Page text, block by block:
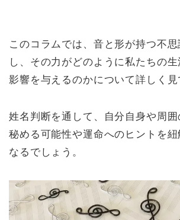
このコラムでは、音と形が持つ不
し、その力がどのように私たちの
影響を与えるのかについて詳しく見
姓名判断を通して、自分自身や周
秘める可能性や運命へのヒントを紐
なるでしょう。